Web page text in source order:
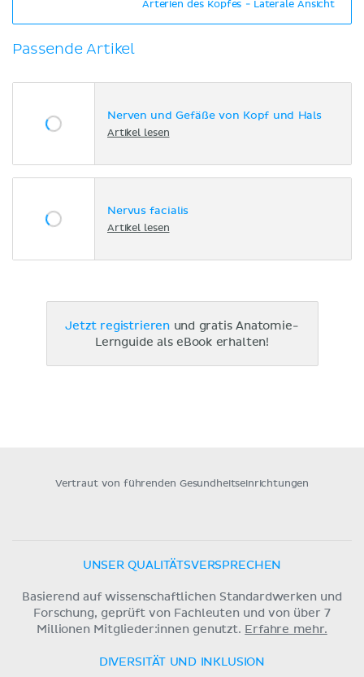
Arterien des Kopfes - Laterale Ansicht
Passende Artikel
Nerven und Gefäße von Kopf und Hals
Artikel lesen
Nervus facialis
Artikel lesen
Jetzt registrieren und gratis Anatomie-
Lernguide als eBook erhalten!
Vertraut von führenden Gesundheitseinrichtungen
UNSER QUALITÄTSVERSPRECHEN
Basierend auf wissenschaftlichen Standardwerken und
Forschung, geprüft von Fachleuten und von über 7
Millionen Mitglieder:innen genutzt. Erfahre mehr.
DIVERSITÄT UND INKLUSION